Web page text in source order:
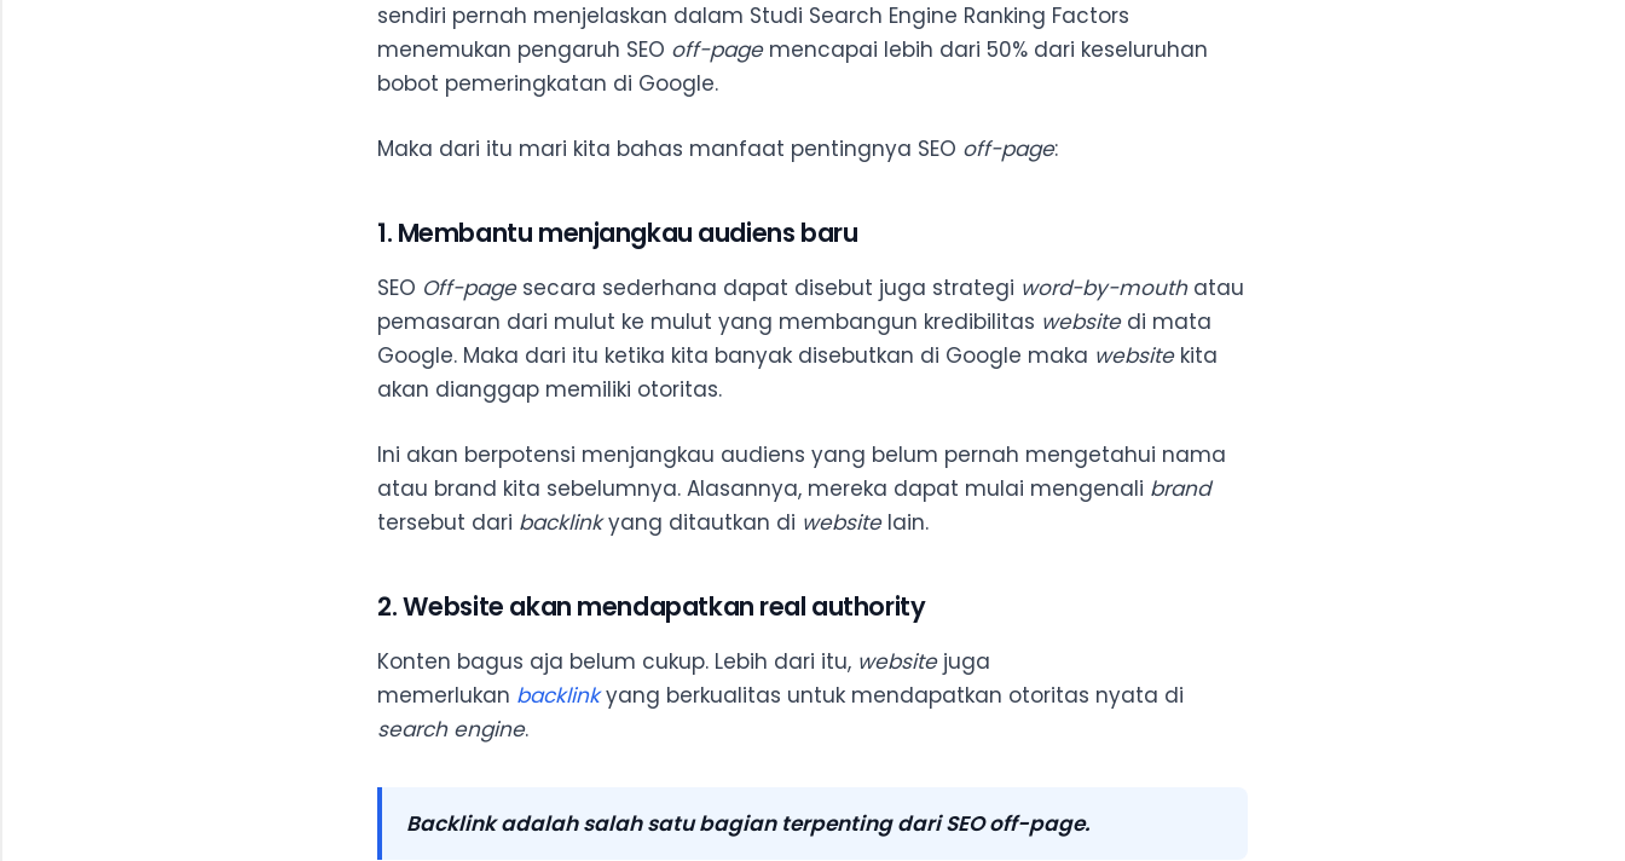
sendiri pernah menjelaskan dalam Studi Search Engine Ranking Factors
menemukan pengaruh SEO off-pagemencapai lebih dari 50% dari keseluruhan
bobot pemeringkatan di Google.
Maka dari itu mari kita bahas manfaat pentingnya SEO off-page:
1. Membantu menjangkau audiens baru
SEO Off-pagesecara sederhana dapat disebut juga strategi word-by-mouthatau
pemasaran dari mulut ke mulut yang membangun kredibilitas website di mata
Google. Maka dari itu ketika kita banyak disebutkan di Google maka websitekita
akan dianggap memiliki otoritas.
Ini akan berpotensi menjangkau audiens yang belum pernah mengetahui nama
atau brand kita sebelumnya. Alasannya, mereka dapat mulai mengenali brand
tersebut dari backlinkyang ditautkan di website lain.
2. Website akan mendapatkan real authority
Konten bagus aja belum cukup. Lebih dari itu, websitejuga
memerlukan backlink yang berkualitas untuk mendapatkan otoritas nyata di
search engine.
Backlinkadalah salah satu bagian terpenting dari SEOoff-page.